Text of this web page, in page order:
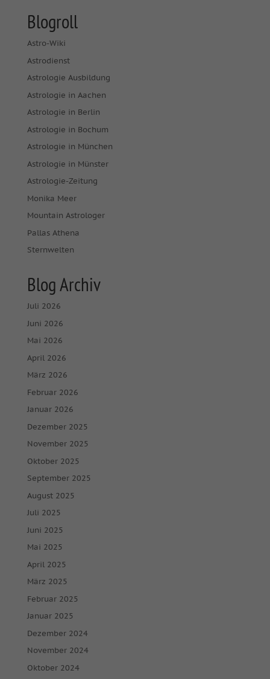
Blogroll
Astro-Wiki
Astrodienst
Astrologie Ausbildung
Astrologie in Aachen
Astrologie in Berlin
Astrologie in Bochum
Astrologie in München
Astrologie in Münster
Astrologie-Zeitung
Monika Meer
Mountain Astrologer
Pallas Athena
Sternwelten
Blog Archiv
Juli 2026
Juni 2026
Mai 2026
April 2026
März 2026
Februar 2026
Januar 2026
Dezember 2025
November 2025
Oktober 2025
September 2025
August 2025
Juli 2025
Juni 2025
Mai 2025
April 2025
März 2025
Februar 2025
Januar 2025
Dezember 2024
November 2024
Oktober 2024